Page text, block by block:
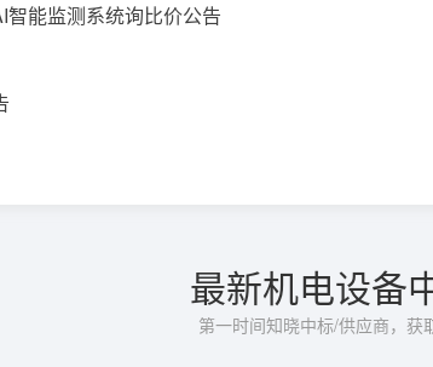
智能监测系统询比价公告
最新机电设备
第一时间知晓中标/供应商，获